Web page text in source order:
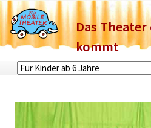
Das
kommt
Navigation